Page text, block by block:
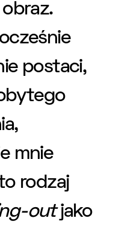
postaci,
mnie
rodzaj
outjako